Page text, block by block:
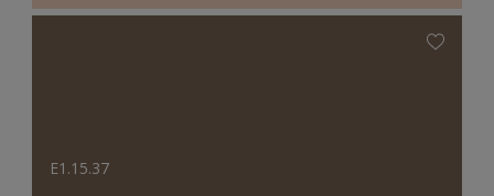
E1.15.37